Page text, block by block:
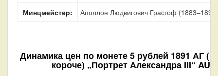
Минцмейстер:
Аполлон Людвигович Грасгоф (1883–1899)
Динамика цен по монете5 рублей 1891 АГ
короче) „Портрет Александра III“ AU